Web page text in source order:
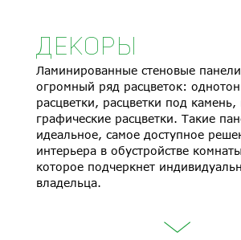
ДЕКОРЫ
Ламинированные стеновые
огромный ряд расцветок:
расцветки, расцветки под
графические расцветки. Такие
идеальное, самое доступное
интерьера в обустройстве
которое подчеркнет
владельца.